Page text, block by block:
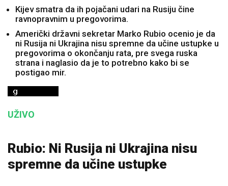
Kijev smatra da ih pojačani udari na Rusiju čine
ravnopravnim u pregovorima.
Američki državni sekretar Marko Rubio ocenio je da
ni Rusija ni Ukrajina nisu spremne da učine ustupke u
pregovorima o okončanju rata, pre svega ruska
strana i naglasio da je to potrebno kako bi se
postigao mir.
UŽIVO
Rubio: Ni Rusija ni Ukrajina nisu
spremne da učine ustupke